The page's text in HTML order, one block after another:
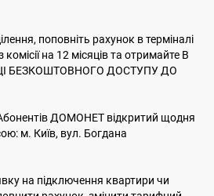
поповніть рахунок в терміналі
на 12 місяців та отримайте В
БЕЗКОШТОВНОГО ДОСТУПУ ДО
ДОМОНЕТ відкритий щодня
м. Київ, вул. Богдана
на підключення квартири чи